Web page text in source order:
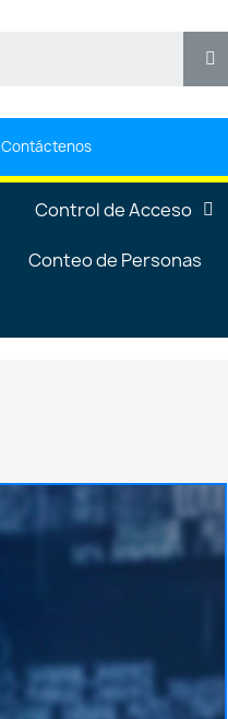
Contáctenos
Control de Acceso
Conteo de Personas